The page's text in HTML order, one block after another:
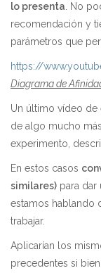
lo presenta . No
recomendación y
parámetros que
https://
Diagrama de
Un último vídeo de
de algo mucho
experimento,
En estos casos
similares) para dar
estamos hablando
trabajar.
Aplicarían los
precedentes si bien